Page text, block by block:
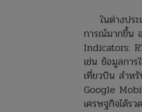
ในต่างประเ
การณ์มากขึ้น
Indicators:
เช่น ข้อมูลการ
เที่ยวบิน สำห
Google
เศรษฐกิจได้รว